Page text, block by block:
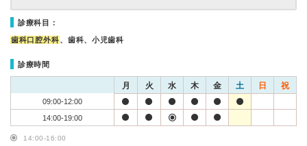
診療科目：
歯科口腔外科、歯科、小児歯科
診療時間
月 火 水 木 金 土 日 祝
09:00-12:00
14:00-19:00
14:00-16:00